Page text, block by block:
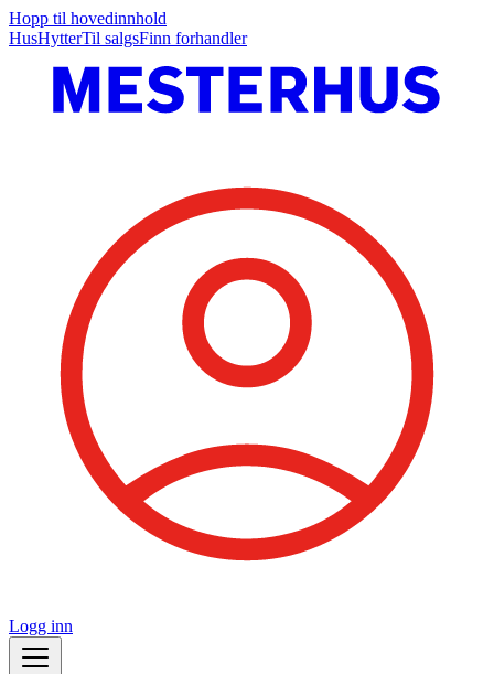
Hopp til hovedinnhold
HusHytterTil salgsFinn forhandler
Logg inn